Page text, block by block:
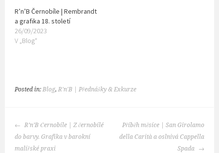
R’n’B Černobíle | Rembrandt
a grafika 18. století
26/09/2023
V „Blog“
Posted in:Blog,R'n'B | Přednášky & Exkurze
POST
NAVIGATION
R’n’B Černobíle | Z černobílé
do barvy. Grafika v barokní
malířské praxi
Příběh měsíce | San Girolamo
della Carità a oslnivá Cappella
Spada